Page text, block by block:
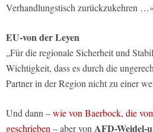
Verhandlungstisch zurückzukehren
EU-von der Leyen
„Für die regionale Sicherheit und
Wichtigkeit, dass es durch die
Partner in der Region nicht zu einer
Und dann –wie von Baerbock, die
geschrieben – aber von AFD-Weidel-